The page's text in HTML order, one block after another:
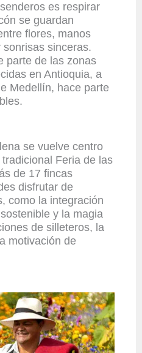
es respirar
se guardan
flores, manos
sonrisas sinceras.
parte de las zonas
en Antioquia, a
Medellín, hace parte
se vuelve centro
Feria de las
de 17 fincas
disfrutar de
como la integración
y la magia
de silleteros, la
motivación de